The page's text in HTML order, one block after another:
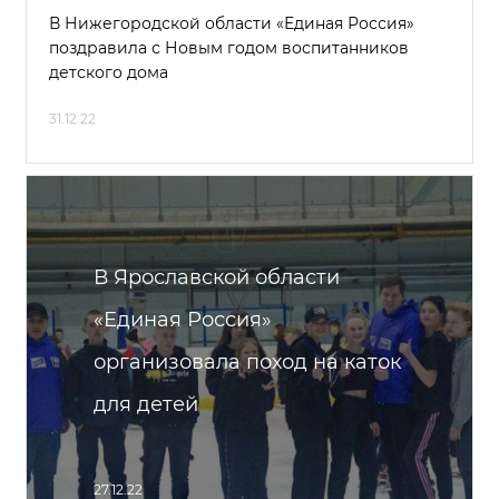
В Нижегородской области «Единая Россия»
поздравила с Новым годом воспитанников
детского дома
31.12.22
В Ярославской области
«Единая Россия»
организовала поход на каток
для детей
27.12.22